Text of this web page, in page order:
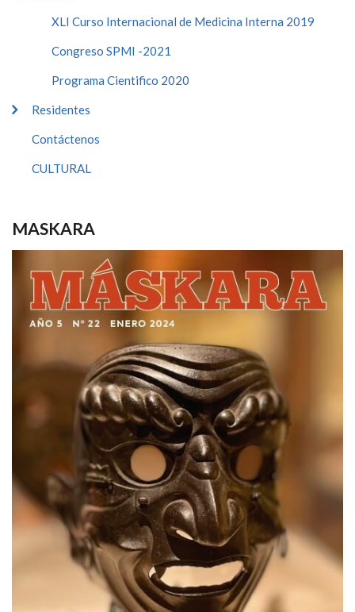
XLI Curso Internacional de Medicina Interna 2019
Congreso SPMI -2021
Programa Cientifico 2020
Residentes
Contáctenos
CULTURAL
MASKARA